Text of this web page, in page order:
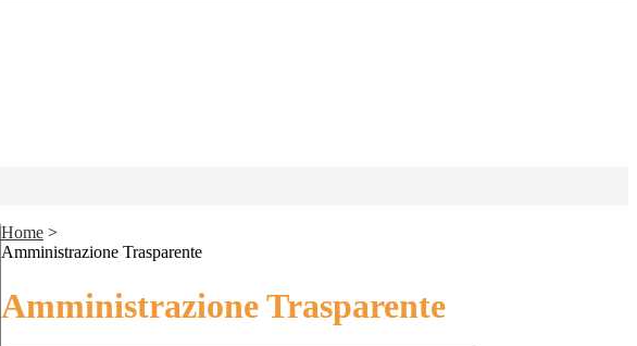
Home >
Amministrazione Trasparente
Amministrazione Trasparente